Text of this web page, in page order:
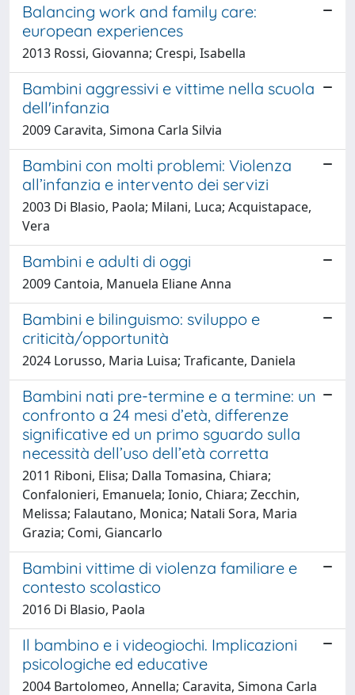
Balancing work and family care:
european experiences
2013 Rossi, Giovanna; Crespi, Isabella
Bambini aggressivi e vittime nella scuola
dell'infanzia
2009 Caravita, Simona Carla Silvia
Bambini con molti problemi: Violenza
all’infanzia e intervento dei servizi
2003 Di Blasio, Paola; Milani, Luca; Acquistapace,
Vera
Bambini e adulti di oggi
2009 Cantoia, Manuela Eliane Anna
Bambini e bilinguismo: sviluppo e
criticità/opportunità
2024 Lorusso, Maria Luisa; Traficante, Daniela
Bambini nati pre-termine e a termine: un
confronto a 24 mesi d’età, differenze
significative ed un primo sguardo sulla
necessità dell’uso dell’età corretta
2011 Riboni, Elisa; Dalla Tomasina, Chiara;
Confalonieri, Emanuela; Ionio, Chiara; Zecchin,
Melissa; Falautano, Monica; Natali Sora, Maria
Grazia; Comi, Giancarlo
Bambini vittime di violenza familiare e
contesto scolastico
2016 Di Blasio, Paola
Il bambino e i videogiochi. Implicazioni
psicologiche ed educative
2004 Bartolomeo, Annella; Caravita, Simona Carla